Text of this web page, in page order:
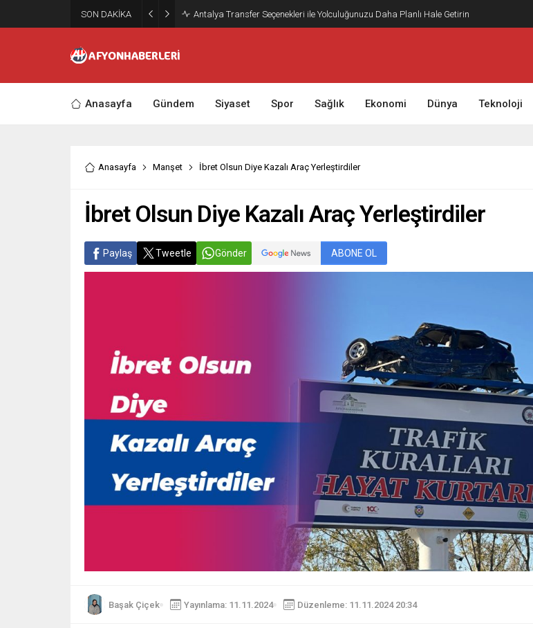
SON DAKİKA Antalya Transfer Seçenekleri ile Yolculuğunuzu Daha Planlı Hale Getirin
Anasayfa Gündem Siyaset Spor Sağlık Ekonomi Dünya Teknoloji
Anasayfa Manşet İbret Olsun Diye Kazalı Araç Yerleştirdiler
İbret Olsun Diye Kazalı Araç Yerleştirdiler
Paylaş Tweetle Gönder ABONE OL
Başak Çiçek Yayınlama: 11.11.2024 Düzenleme: 11.11.2024 20:34